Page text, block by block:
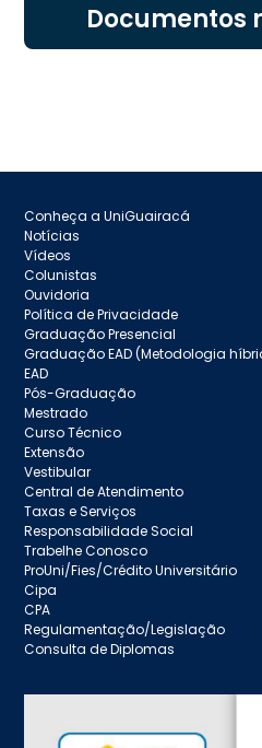
Documentos
Conheça a UniGuairacá
Notícias
Vídeos
Colunistas
Ouvidoria
Política de Privacidade
Graduação Presencial
Graduação EAD (Metodologia
EAD
Pós-Graduação
Mestrado
Curso Técnico
Extensão
Vestibular
Central de Atendimento
Taxas e Serviços
Responsabilidade Social
Trabelhe Conosco
ProUni/Fies/Crédito Universitário
Cipa
CPA
Regulamentação/Legislação
Consulta de Diplomas